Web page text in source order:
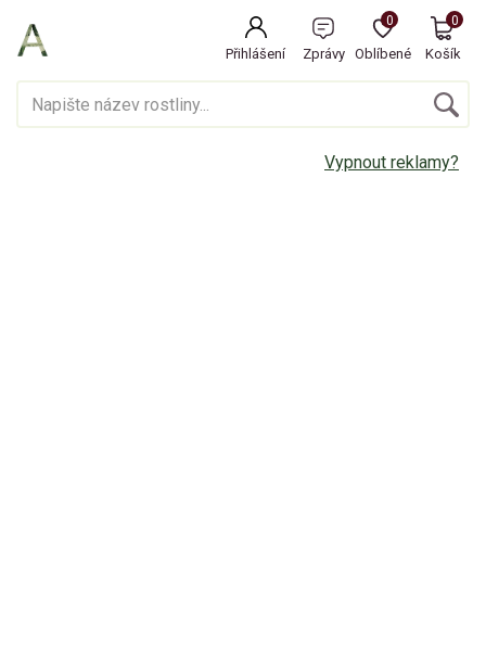
Přihlášení Zprávy Oblíbené
0
Košík
0
Vypnout reklamy?